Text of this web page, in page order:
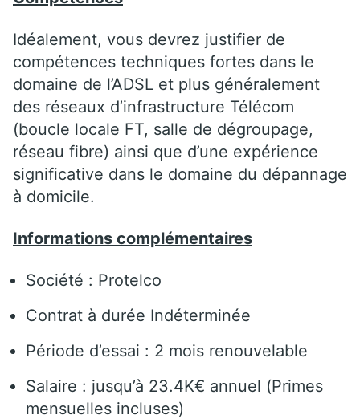
Idéalement, vous devrez justifier de
compétences techniques fortes dans le
domaine de l’ADSL et plus généralement
des réseaux d’infrastructure Télécom
(boucle locale FT, salle de dégroupage,
réseau fibre) ainsi que d’une expérience
significative dans le domaine du dépannage
à domicile.
Informations complémentaires
Société : Protelco
Contrat à durée Indéterminée
Période d’essai : 2 mois renouvelable
Salaire : jusqu’à 23.4K€ annuel (Primes
mensuelles incluses)